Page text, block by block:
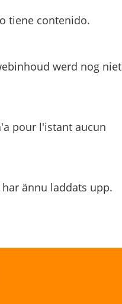
tiene contenido.
werd nog niet
pour l'istant aucun
ännu laddats upp.